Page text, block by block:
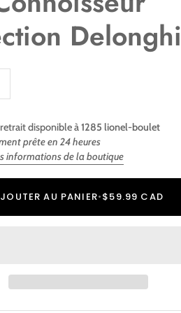
Delonghi
disponible à1285 lionel-boulet
prête en 24 heures
informations de la boutique
AU PANIER•$59.99 CAD